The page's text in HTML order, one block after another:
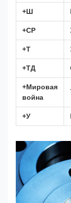
+Ш
+СР
+Т
+ТД
+Мировая
война
+У